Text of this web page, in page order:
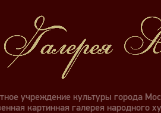
учреждение культуры города
картинная галерея